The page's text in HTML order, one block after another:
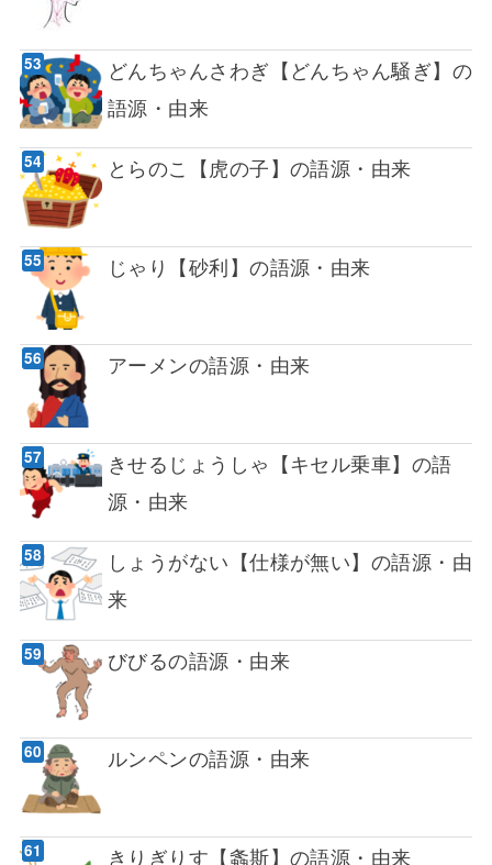
どんちゃんさわぎ【どんちゃん騒ぎ】の
語源・由来
とらのこ【虎の子】の語源・由来
じゃり【砂利】の語源・由来
アーメンの語源・由来
きせるじょうしゃ【キセル乗車】の語
源・由来
しょうがない【仕様が無い】の語源・由
来
びびるの語源・由来
ルンペンの語源・由来
きりぎりす【螽斯】の語源・由来